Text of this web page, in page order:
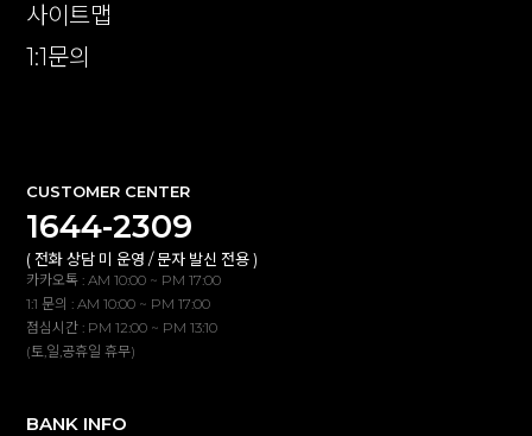
사이트맵
1:1문의
CUSTOMER CENTER
1644-2309
( 전화 상담 미 운영 / 문자 발신 전용 )
카카오톡 : AM 10:00 ~ PM 17:00
1:1 문의 : AM 10:00 ~ PM 17:00
점심시간 : PM 12:00 ~ PM 13:10
(토,일,공휴일 휴무)
BANK INFO